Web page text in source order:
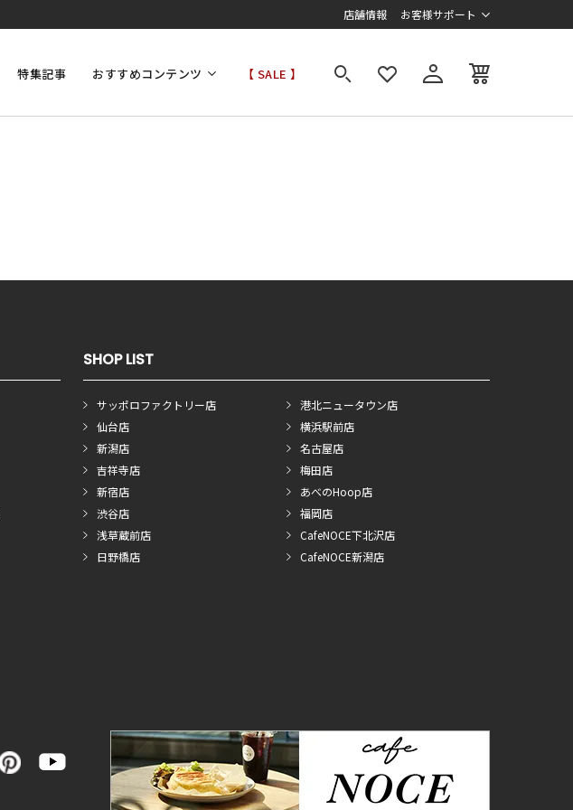
店舗情報 お客様サポート
特集記事 おすすめコンテンツ 【 SALE 】
SHOP LIST
サッポロファクトリー店
仙台店
新潟店
吉祥寺店
新宿店
渋谷店
浅草蔵前店
日野橋店
港北ニュータウン店
横浜駅前店
名古屋店
梅田店
あべのHoop店
福岡店
CafeNOCE下北沢店
CafeNOCE新潟店